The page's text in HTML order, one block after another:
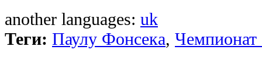
another languages: uk
Теги: Паулу Фонсека,